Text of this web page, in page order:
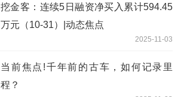
挖金客：连续5日融资净买入累计594.45
万元（10-31）|动态焦点
2025-11-03
当前焦点!千年前的古车，如何记录里
程？